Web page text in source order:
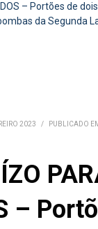
– Portões de
da Segunda
2023 / PUBLICADO
–